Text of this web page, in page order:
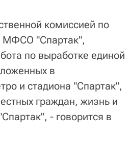
комиссией по
МФСО "Спартак",
по выработке единой
в
и стадиона "Спартак",
граждан, жизнь и
- говорится в